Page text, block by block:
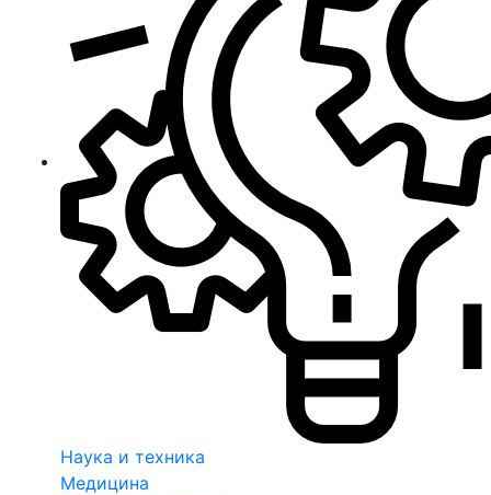
Наука и техника
Медицина